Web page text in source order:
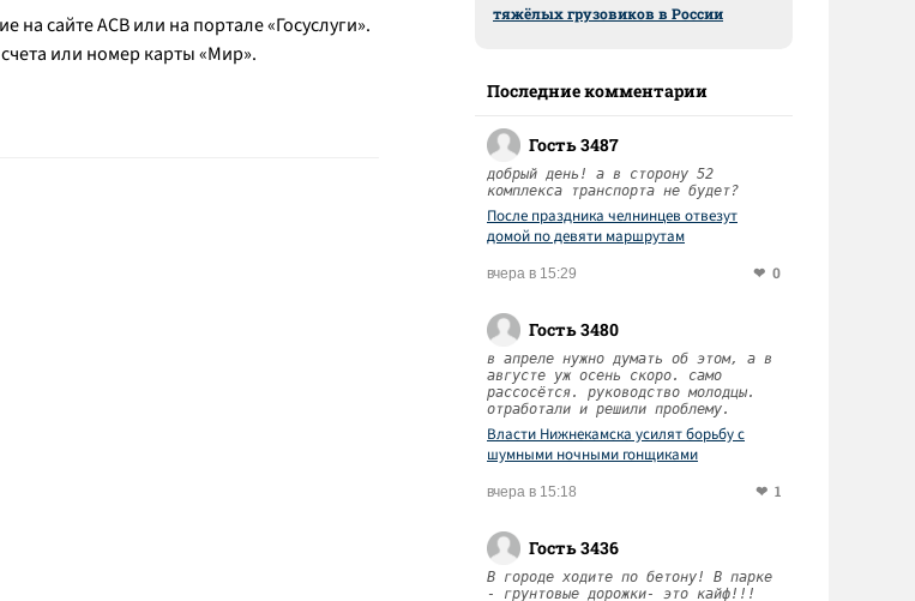
сайте АСВ или на портале «Госуслуги».
или номер карты «Мир».
тяжёлых грузовиков в России
Последние комментарии
Гость 3487
добрый день! а в сторону 52
комплекса транспорта не будет?
После праздника челнинцев отвезут
домой по девяти маршрутам
вчера в 15:29 0
Гость 3480
в апреле нужно думать об этом, а в
августе уж осень скоро. само
рассосётся. руководство молодцы.
отработали и решили проблему.
Власти Нижнекамска усилят борьбу с
шумными ночными гонщиками
вчера в 15:18 1
Гость 3436
В городе ходите по бетону! В парке
- грунтовые дорожки- это кайф!!!